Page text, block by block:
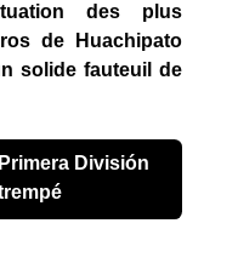
des plus
de Huachipato
solide fauteuil de
División